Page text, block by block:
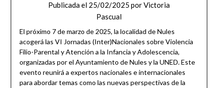
Publicada el 25/02/2025 porVictoria
Pascual
El próximo 7 de marzo de 2025, la localidad de Nules
acogerá las VI Jornadas (Inter)Nacionales sobre Violencia
Filio-Parental y Atención a la Infancia y Adolescencia,
organizadas por el Ayuntamiento de Nules y la UNED. Este
evento reunirá a expertos nacionales e internacionales
para abordar temas como las nuevas perspectivas de la